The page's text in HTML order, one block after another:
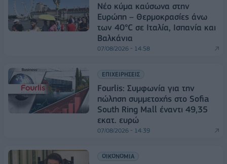
Νέο κύμα καύσωνα στην
Ευρώπη – Θερμοκρασίες άνω
των 40°C σε Ιταλία, Ισπανία και
Βαλκάνια
07/08/2026 - 14:58
ΕΠΙΧΕΙΡΗΣΕΙΣ
Fourlis: Συμφωνία για την
πώληση συμμετοχής στο Sofia
South Ring Mall έναντι 49,35
εκατ. ευρώ
07/08/2026 - 14:39
ΟΙΚΟΝΟΜΙΑ